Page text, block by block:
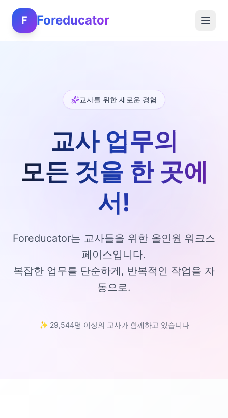
F Foreducator
교사를 위한 새로운 경험
교사 업무의
모든 것을 한 곳에
서!
Foreducator는 교사들을 위한 올인원 워크스
페이스입니다.
복잡한 업무를 단순하게, 반복적인 작업을 자
동으로.
✨ 29,544명 이상의 교사가 함께하고 있습니다